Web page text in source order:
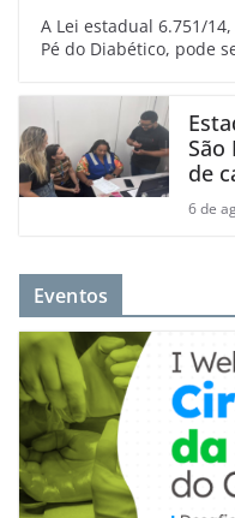
A Lei estadual 6.751/
Pé do Diabético, pode
São
de
6 de
Eventos